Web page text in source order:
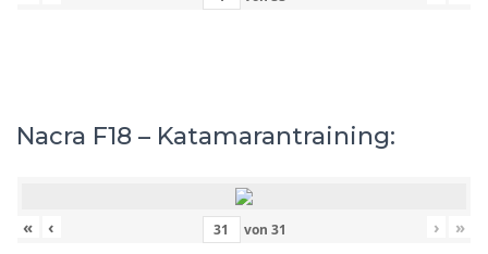
Nacra F18 – Katamarantraining:
« ‹ von 31 › »